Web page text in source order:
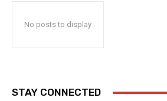
No posts to display
STAY CONNECTED